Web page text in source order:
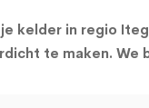
kelder in regio
te maken. We